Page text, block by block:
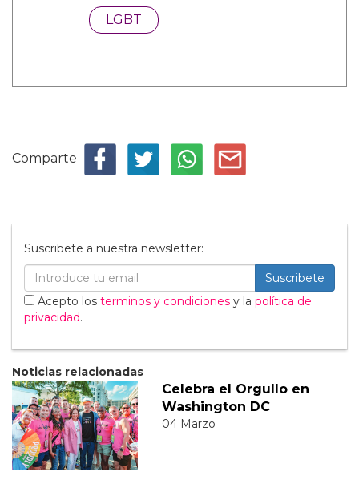
LGBT
Comparte
Suscribete a nuestra newsletter:
Suscribete
Acepto los terminos y condiciones y la política de
privacidad.
Noticias relacionadas
Celebra el Orgullo en
Washington DC
04 Marzo